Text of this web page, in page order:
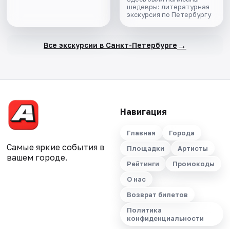
шедевры: литературная
экскурсия по Петербургу
Все экскурсии в Санкт-Петербурге →
Самые яркие события в
вашем городе.
Навигация
Главная
Города
Площадки
Артисты
Рейтинги
Промокоды
О нас
Возврат билетов
Политика
конфиденциальности